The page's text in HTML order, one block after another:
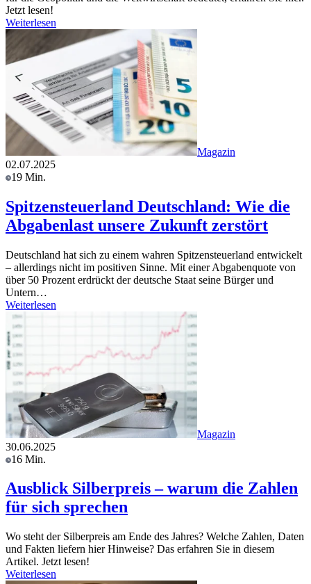
Jetzt lesen!
Weiterlesen
Magazin
02.07.2025
19 Min.
Spitzensteuerland Deutschland: Wie die
Abgabenlast unsere Zukunft zerstört
Deutschland hat sich zu einem wahren Spitzensteuerland entwickelt
– allerdings nicht im positiven Sinne. Mit einer Abgabenquote von
über 50 Prozent erdrückt der deutsche Staat seine Bürger und
Untern…
Weiterlesen
Magazin
30.06.2025
16 Min.
Ausblick Silberpreis – warum die Zahlen
für sich sprechen
Wo steht der Silberpreis am Ende des Jahres? Welche Zahlen, Daten
und Fakten liefern hier Hinweise? Das erfahren Sie in diesem
Artikel. Jetzt lesen!
Weiterlesen